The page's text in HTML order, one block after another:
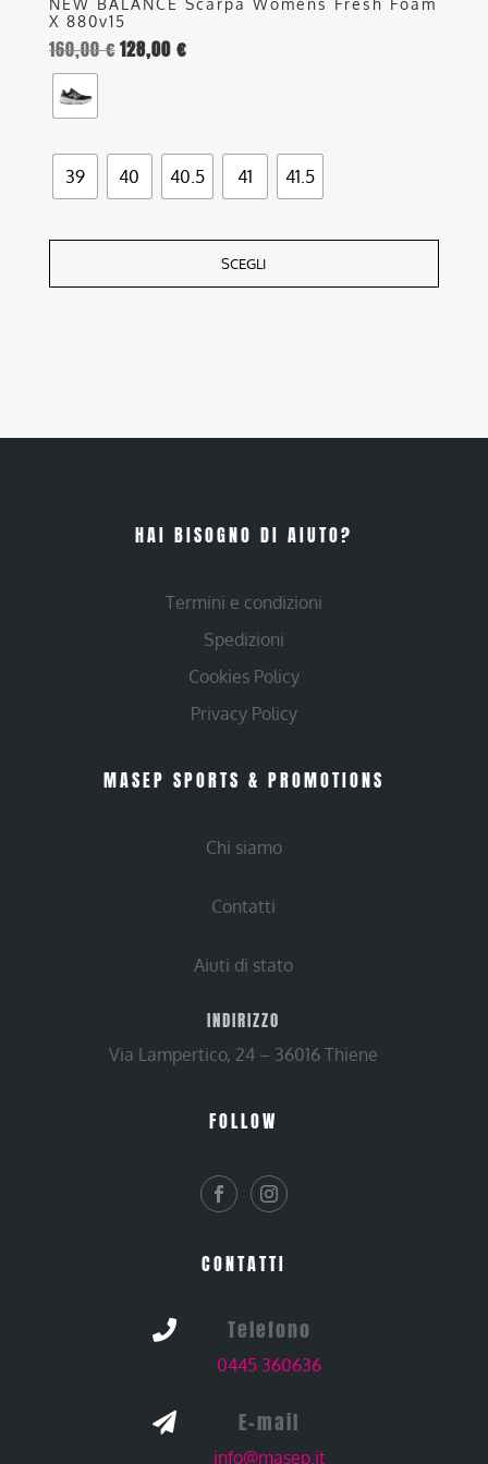
NEW BALANCE Scarpa Womens Fresh Foam
X 880v15
160,00€128,00 €
39 40 40.5 41 41.5
SCEGLI
HAI BISOGNO DI AIUTO?
Termini e condizioni
Spedizioni
Cookies Policy
Privacy Policy
MASEP SPORTS & PROMOTIONS
Chi siamo
Contatti
Aiuti di stato
INDIRIZZO
Via Lampertico, 24 – 36016 Thiene
FOLLOW
CONTATTI
 Telefono
0445 360636
 E-mail
info@masep.it